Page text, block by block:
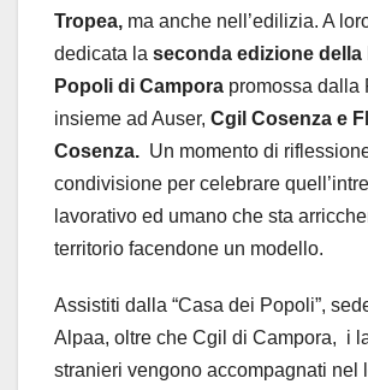
Tropea, ma anche nell’edilizia. A
dedicata la seconda edizione della
Popoli di Campora promossa dalla
insieme ad Auser, Cgil Cosenza e
Cosenza. Un momento di
condivisione per celebrare
lavorativo ed umano che sta
territorio facendone un modello.
Assistiti dalla “Casa dei Popoli”,
Alpaa, oltre che Cgil di Campora, i
stranieri vengono accompagnati nel